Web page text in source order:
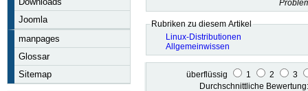
Joomla
manpages
Glossar
Sitemap
Rubriken zu diesem Artikel
Linux-Distributionen
Allgemeinwissen
überflüssig 1 2
3
Durchschnittliche